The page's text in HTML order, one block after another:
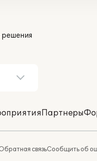
Партнеры
связьСообщить об